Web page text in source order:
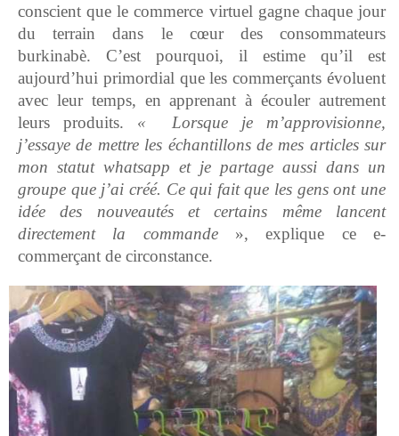
conscient que le commerce virtuel gagne chaque jour
du terrain dans le cœur des consommateurs
burkinabè. C’est pourquoi, il estime qu’il est
aujourd’hui primordial que les commerçants évoluent
avec leur temps, en apprenant à écouler autrement
leurs produits. « Lorsque je m’approvisionne,
j’essaye de mettre les échantillons de mes articles sur
mon statut whatsapp et je partage aussi dans un
groupe que j’ai créé. Ce qui fait que les gens ont une
idée des nouveautés et certains même lancent
directement la commande», explique ce e-
commerçant de circonstance.